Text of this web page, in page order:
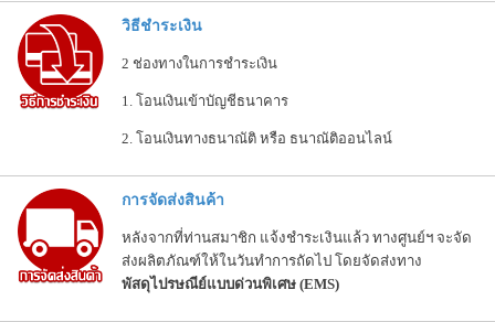
วิธีชำระเงิน
2 ช่องทางในการชำระเงิน
1. โอนเงินเข้าบัญชีธนาคาร
2. โอนเงินทางธนาณัติ หรือ ธนาณัติออนไลน์
การจัดส่งสินค้า
หลังจากที่ท่านสมาชิก แจ้งชำระเงินแล้ว ทางศูนย์ฯ จะจัด
ส่งผลิตภัณฑ์ให้ในวันทำการถัดไป โดยจัดส่งทาง
พัสดุไปรษณีย์แบบด่วนพิเศษ (EMS)